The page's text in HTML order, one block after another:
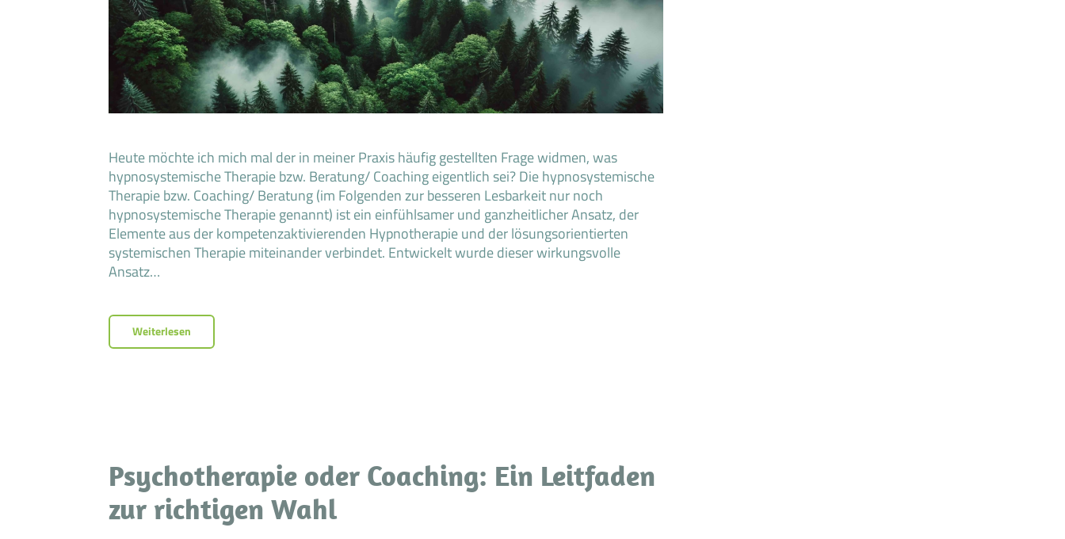
Heute möchte ich mich mal der in meiner Praxis häufig gestellten Frage widmen, was
hypnosystemische Therapie bzw. Beratung/ Coaching eigentlich sei? Die hypnosystemische
Therapie bzw. Coaching/ Beratung (im Folgenden zur besseren Lesbarkeit nur noch
hypnosystemische Therapie genannt) ist ein einfühlsamer und ganzheitlicher Ansatz, der
Elemente aus der kompetenzaktivierenden Hypnotherapie und der lösungsorientierten
systemischen Therapie miteinander verbindet. Entwickelt wurde dieser wirkungsvolle
Ansatz…
Weiterlesen
Psychotherapie oder Coaching: Ein Leitfaden
zur richtigen Wahl